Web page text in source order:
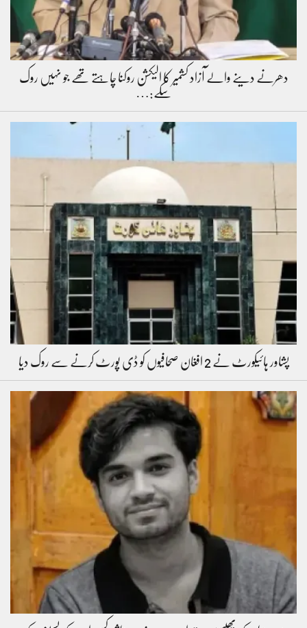
دھرنے دینے والے آزاد کشمیر کا الیکشن روکنا چاہتے تھے جو نہیں روک
سکے:…
پشاور ہائیکورٹ نے 2 افغان صحافیوں کو ڈی پورٹ کرنے سے روک دیا